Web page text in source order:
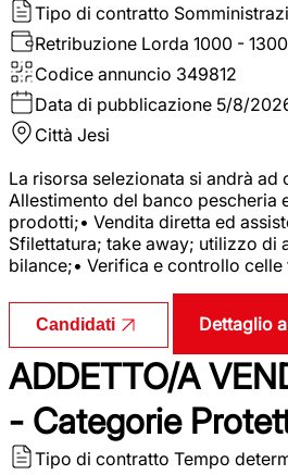
Tipo di contratto
Retribuzione Lorda 1000 -
Codice annuncio 349812
Data di pubblicazione 5/8/
Città Jesi
La risorsa selezionata si andrà ad
Allestimento del banco pescheria
prodotti;• Vendita diretta ed
Sfilettatura; take away; utilizzo di
bilance;• Verifica e controllo
Candidati Dettaglio
ADDETTO/A
- Categorie
Tipo di contratto Tempo